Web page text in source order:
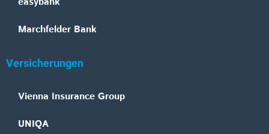
Marchfelder Bank
Versicherungen
Vienna Insurance Group
UNIQA